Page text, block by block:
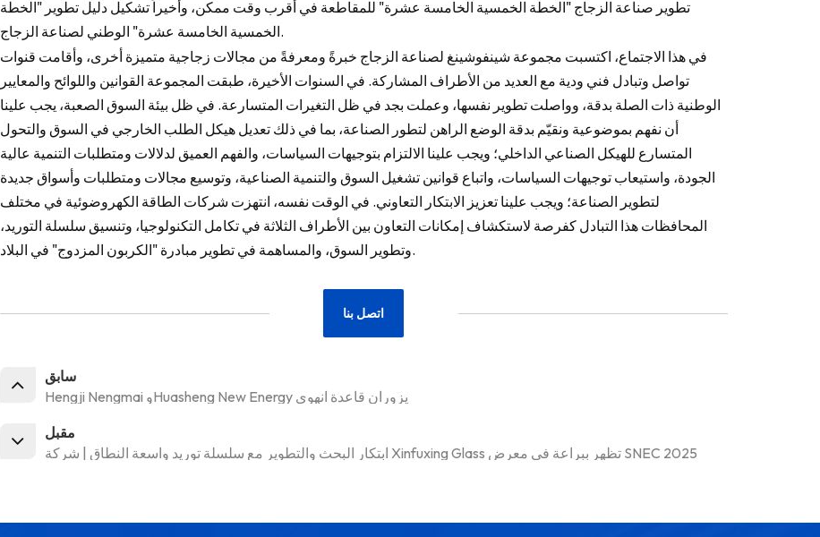
تطوير صناعة الزجاج "الخطة الخمسية الخامسة عشرة" للمقاطعة في أقرب وقت ممكن، وأخيراً تشكيل دليل تطوير "الخطة
الخمسية الخامسة عشرة" الوطني لصناعة الزجاج.
في هذا الاجتماع، اكتسبت مجموعة شينفوشينغ لصناعة الزجاج خبرةً ومعرفةً من مجالات زجاجية متميزة أخرى، وأقامت قنوات
تواصل وتبادل فني ودية مع العديد من الأطراف المشاركة. في السنوات الأخيرة، طبقت المجموعة القوانين واللوائح والمعايير
الوطنية ذات الصلة بدقة، وواصلت تطوير نفسها، وعملت بجد في ظل التغيرات المتسارعة. في ظل بيئة السوق الصعبة، يجب علينا
أن نفهم بموضوعية ونقيّم بدقة الوضع الراهن لتطور الصناعة، بما في ذلك تعديل هيكل الطلب الخارجي في السوق والتحول
المتسارع للهيكل الصناعي الداخلي؛ ويجب علينا الالتزام بتوجيهات السياسات، والفهم العميق لدلالات ومتطلبات التنمية عالية
الجودة، واستيعاب توجيهات السياسات، واتباع قوانين تشغيل السوق والتنمية الصناعية، وتوسيع مجالات ومتطلبات وأسواق جديدة
لتطوير الصناعة؛ ويجب علينا تعزيز الابتكار التعاوني. في الوقت نفسه، انتهزت شركات الطاقة الكهروضوئية في مختلف
المحافظات هذا التبادل كفرصة لاستكشاف إمكانات التعاون بين الأطراف الثلاثة في تكامل التكنولوجيا، وتنسيق سلسلة التوريد،
وتطوير السوق، والمساهمة في تطوير مبادرة "الكربون المزدوج" في البلاد.
اتصل بنا
سابق
Hengji Nengmai وHuasheng New Energy يزوران قاعدة آنهوي
مقبل
ابتكار البحث والتطوير مع سلسلة توريد واسعة النطاق | شركة Xinfuxing Glass تظهر ببراعة في معرض SNEC 2025